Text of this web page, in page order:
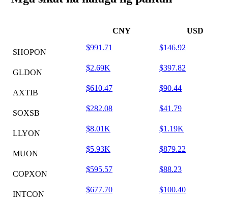
CNY USD
SHOPON
$991.71 $146.92
GLDON
$2.69K $397.82
AXTIB
$610.47 $90.44
SOXSB
$282.08 $41.79
LLYON
$8.01K $1.19K
MUON
$5.93K $879.22
COPXON
$595.57 $88.23
INTCON
$677.70 $100.40